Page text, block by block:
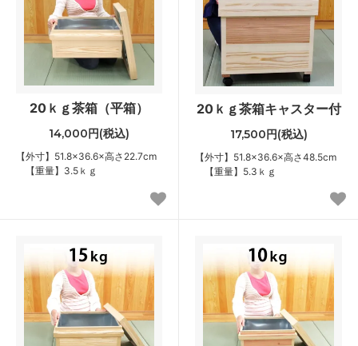
20ｋｇ茶箱（平箱）
14,000円(税込)
【外寸】51.8×36.6×高さ22.7cm
【重量】3.5ｋｇ
20ｋｇ茶箱キャスター付
17,500円(税込)
【外寸】51.8×36.6×高さ48.5cm
【重量】5.3ｋｇ